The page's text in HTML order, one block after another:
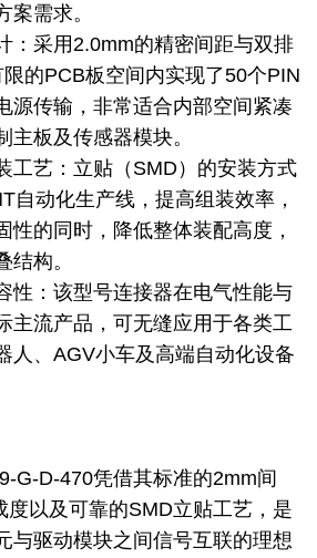
案需求。
采用2.0mm的精密间距与双排
限的PCB板空间内实现了50个PIN
源传输，非常适合内部空间紧凑
主板及传感器模块。
艺：立贴（SMD）的安装方式
自动化生产线，提高组装效率，
性的同时，降低整体装配高度，
结构。
：该型号连接器在电气性能与
主流产品，可无缝应用于各类工
人、AGV小车及高端自动化设备
D-470凭借其标准的2mm间
度以及可靠的SMD立贴工艺，是
与驱动模块之间信号互联的理想